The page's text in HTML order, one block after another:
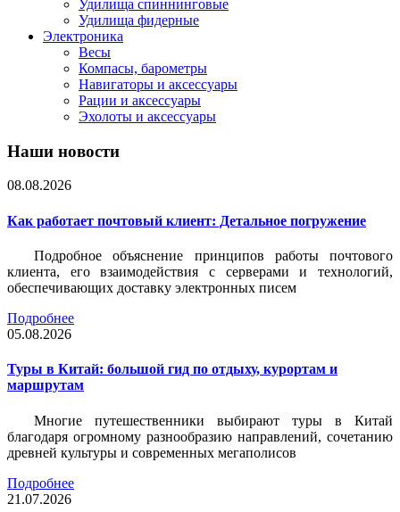
Удилища спиннинговые
Удилища фидерные
Электроника
Весы
Компасы, барометры
Навигаторы и аксессуары
Рации и аксессуары
Эхолоты и аксессуары
Наши новости
08.08.2026
Как работает почтовый клиент: Детальное погружение
Подробное объяснение принципов работы почтового
клиента, его взаимодействия с серверами и технологий,
обеспечивающих доставку электронных писем
Подробнее
05.08.2026
Туры в Китай: большой гид по отдыху, курортам и
маршрутам
Многие путешественники выбирают туры в Китай
благодаря огромному разнообразию направлений, сочетанию
древней культуры и современных мегаполисов
Подробнее
21.07.2026